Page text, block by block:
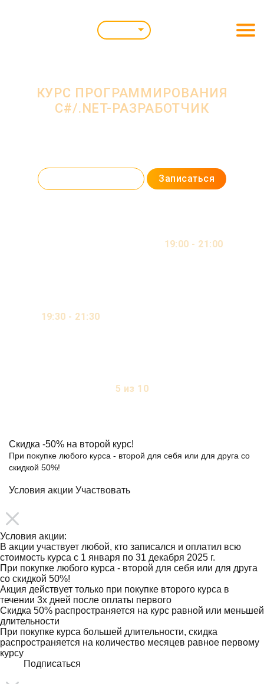
КУРС ПРОГРАММИРОВАНИЯ
C#/.NET-РАЗРАБОТЧИК
Записаться
19:00 - 21:00
19:30 - 21:30
5 из 10
Скидка -50% на второй курс!
При покупке любого курса - второй для себя или для друга со
скидкой 50%!
Условия акции Участвовать
Условия акции:
В акции участвует любой, кто записался и оплатил всю
стоимость курса с 1 января по 31 декабря 2025 г.
При покупке любого курса - второй для себя или для друга
со скидкой 50%!
Акция действует только при покупке второго курса в
течении 3х дней после оплаты первого
Скидка 50% распространяется на курс равной или меньшей
длительности
При покупке курса большей длительности, скидка
распространяется на количество месяцев равное первому
курсу
Подписаться